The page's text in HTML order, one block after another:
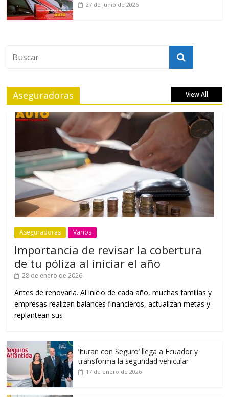
27 de junio de 2026
Aseguradoras View All
Aseguradoras Varios
Importancia de revisar la cobertura
de tu póliza al iniciar el año
28 de enero de 2026
Antes de renovarla. Al inicio de cada año, muchas familias y
empresas realizan balances financieros, actualizan metas y
replantean sus
‘Ituran con Seguro’ llega a Ecuador y
transforma la seguridad vehicular
17 de enero de 2026